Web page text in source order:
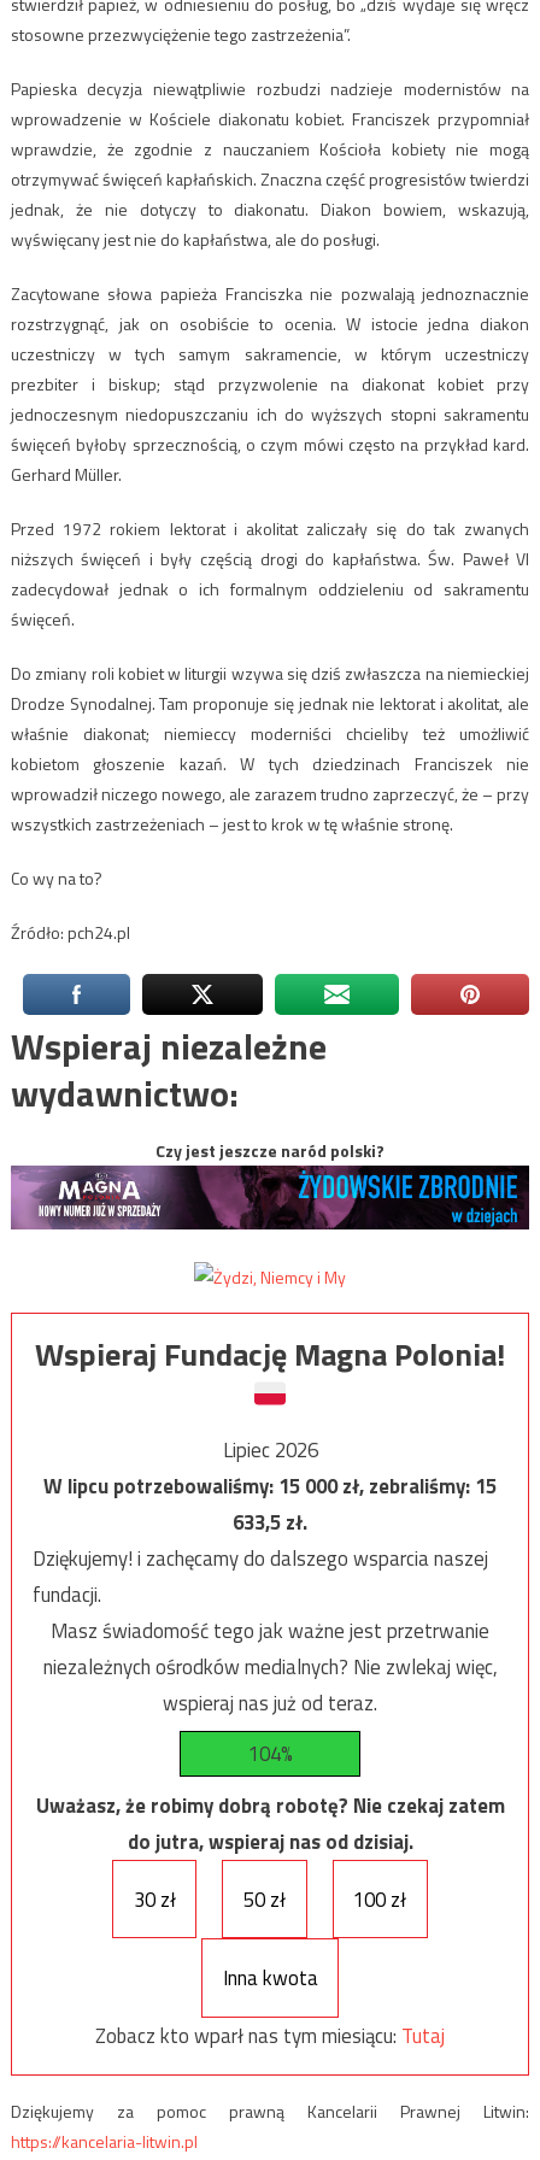
stosowne przezwyciężenie tego zastrzeżenia”.
Papieska decyzja niewątpliwie rozbudzi nadzieje modernistów na
wprowadzenie w Kościele diakonatu kobiet. Franciszek przypomniał
wprawdzie, że zgodnie z nauczaniem Kościoła kobiety nie mogą
otrzymywać święceń kapłańskich. Znaczna część progresistów twierdzi
jednak, że nie dotyczy to diakonatu. Diakon bowiem, wskazują,
wyświęcany jest nie do kapłaństwa, ale do posługi.
Zacytowane słowa papieża Franciszka nie pozwalają jednoznacznie
rozstrzygnąć, jak on osobiście to ocenia. W istocie jedna diakon
uczestniczy w tych samym sakramencie, w którym uczestniczy
prezbiter i biskup; stąd przyzwolenie na diakonat kobiet przy
jednoczesnym niedopuszczaniu ich do wyższych stopni sakramentu
święceń byłoby sprzecznością, o czym mówi często na przykład kard.
Gerhard Müller.
Przed 1972 rokiem lektorat i akolitat zaliczały się do tak zwanych
niższych święceń i były częścią drogi do kapłaństwa. Św. Paweł VI
zadecydował jednak o ich formalnym oddzieleniu od sakramentu
święceń.
Do zmiany roli kobiet w liturgii wzywa się dziś zwłaszcza na niemieckiej
Drodze Synodalnej. Tam proponuje się jednak nie lektorat i akolitat, ale
właśnie diakonat; niemieccy moderniści chcieliby też umożliwić
kobietom głoszenie kazań. W tych dziedzinach Franciszek nie
wprowadził niczego nowego, ale zarazem trudno zaprzeczyć, że – przy
wszystkich zastrzeżeniach – jest to krok w tę właśnie stronę.
Co wy na to?
Źródło: pch24.pl
Wspieraj niezależne
wydawnictwo:
Czy jest jeszcze naród polski?
Wspieraj Fundację Magna Polonia!
Lipiec 2026
W lipcu potrzebowaliśmy:15 000zł, zebraliśmy:15
633,5zł.
Dziękujemy! i zachęcamy do dalszego wsparcia naszej
fundacji.
Masz świadomość tego jak ważne jest przetrwanie
niezależnych ośrodków medialnych? Nie zwlekaj więc,
wspieraj nas już od teraz.
104%
Uważasz, że robimy dobrą robotę? Nie czekaj zatem
do jutra, wspieraj nas od dzisiaj.
30 zł
50 zł 100 zł
Inna kwota
Zobacz kto wparł nas tym miesiącu: Tutaj
Dziękujemy za pomoc prawną Kancelarii Prawnej Litwin:
https://kancelaria-litwin.pl